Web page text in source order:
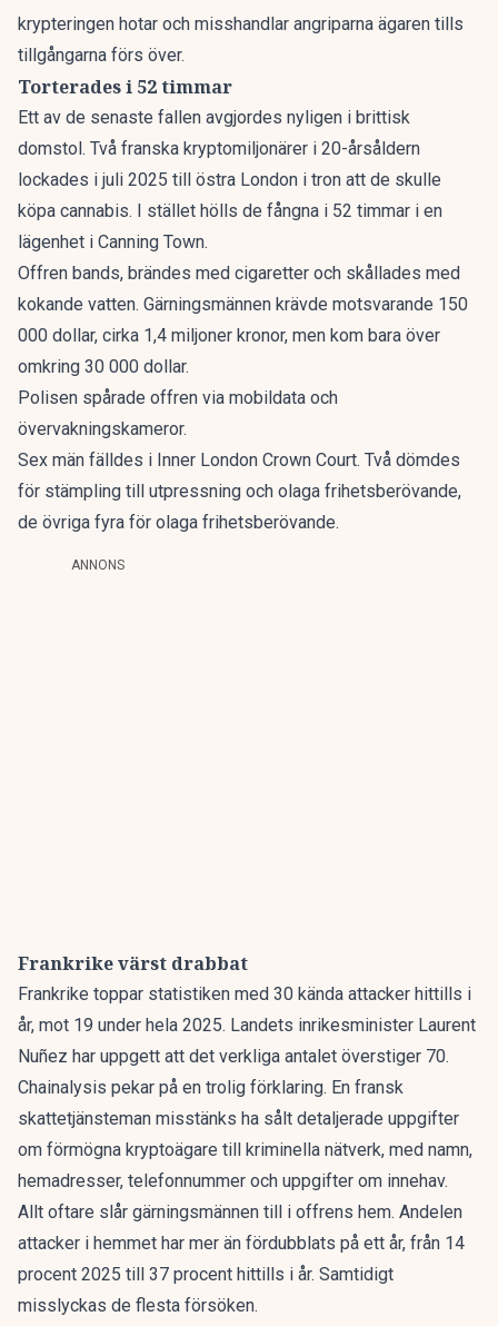
krypteringen hotar och misshandlar angriparna ägaren tills
tillgångarna förs över.
Torterades i 52 timmar
Ett av de senaste fallen avgjordes nyligen i brittisk
domstol. Två franska kryptomiljonärer i 20-årsåldern
lockades i juli 2025 till östra London i tron att de skulle
köpa cannabis. I stället hölls de fångna i 52 timmar i en
lägenhet i Canning Town.
Offren bands, brändes med cigaretter och skållades med
kokande vatten. Gärningsmännen krävde motsvarande 150
000 dollar, cirka 1,4 miljoner kronor, men kom bara över
omkring 30 000 dollar.
Polisen spårade offren via mobildata och
övervakningskameror.
Sex män fälldes i Inner London Crown Court. Två dömdes
för stämpling till utpressning och olaga frihetsberövande,
de övriga fyra för olaga frihetsberövande.
ANNONS
Frankrike värst drabbat
Frankrike toppar statistiken med 30 kända attacker hittills i
år, mot 19 under hela 2025. Landets inrikesminister Laurent
Nuñez har uppgett att det verkliga antalet överstiger 70.
Chainalysis pekar på en trolig förklaring. En fransk
skattetjänsteman misstänks ha sålt detaljerade uppgifter
om förmögna kryptoägare till kriminella nätverk, med namn,
hemadresser, telefonnummer och uppgifter om innehav.
Allt oftare slår gärningsmännen till i offrens hem. Andelen
attacker i hemmet har mer än fördubblats på ett år, från 14
procent 2025 till 37 procent hittills i år. Samtidigt
misslyckas de flesta försöken.